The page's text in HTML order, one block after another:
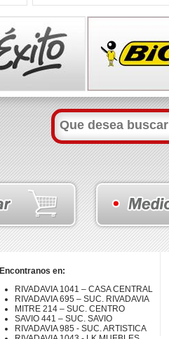
Encontranos en:
RIVADAVIA 1041 – CASA CENTRAL
RIVADAVIA 695 – SUC. RIVADAVIA
MITRE 214 – SUC. CENTRO
SAVIO 441 – SUC. SAVIO
RIVADAVIA 985 - SUC. ARTISTICA